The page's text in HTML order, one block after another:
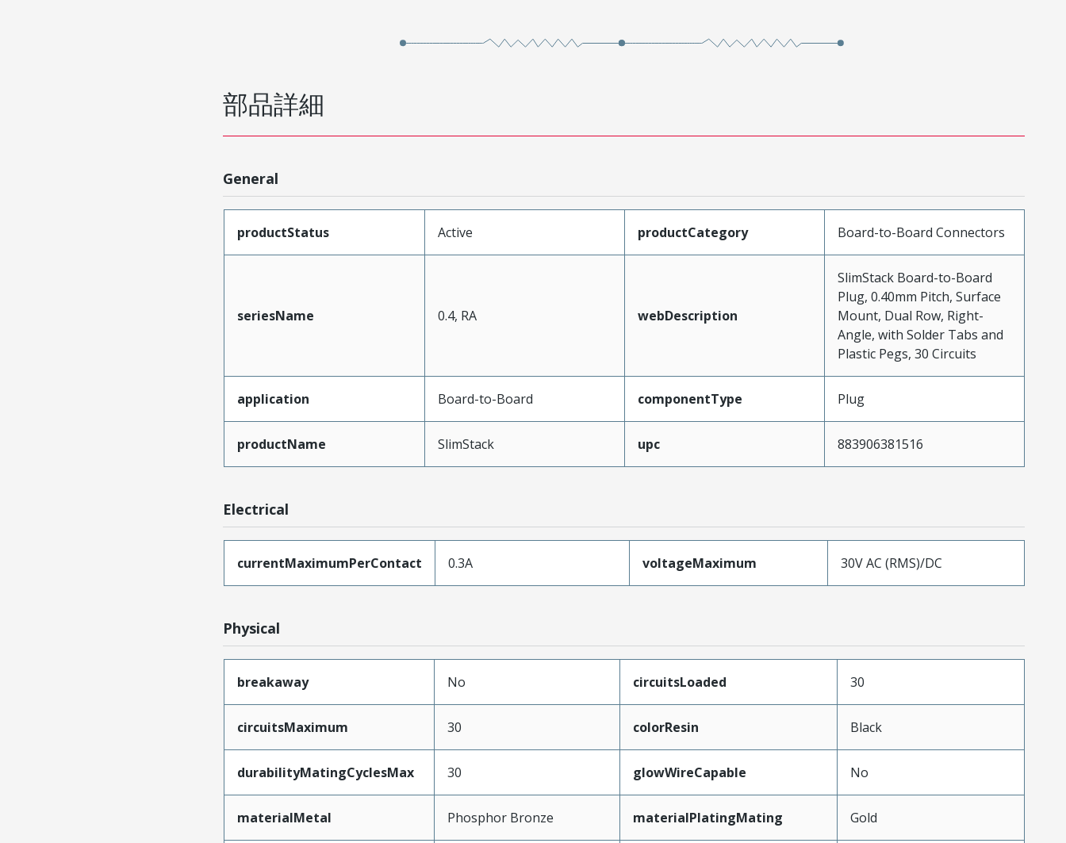
部品詳細
General
productStatus Active productCategory Board-to-Board Connectors
seriesName 0.4, RA webDescription
SlimStack Board-to-Board
Plug, 0.40mm Pitch, Surface
Mount, Dual Row, Right-
Angle, with Solder Tabs and
Plastic Pegs, 30 Circuits
application Board-to-Board componentType Plug
productName SlimStack upc 883906381516
Electrical
currentMaximumPerContact 0.3A voltageMaximum 30V AC (RMS)/DC
Physical
breakaway No circuitsLoaded 30
circuitsMaximum 30 colorResin Black
durabilityMatingCyclesMax 30 glowWireCapable No
materialMetal Phosphor Bronze materialPlatingMating Gold